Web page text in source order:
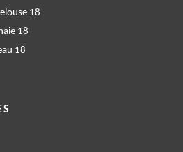
18
18
18